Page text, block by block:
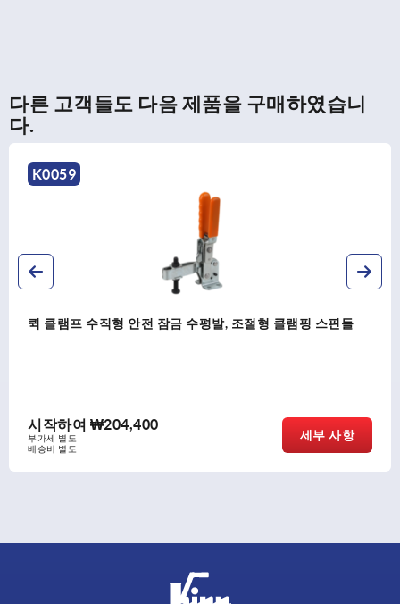
다른 고객들도 다음 제품을 구매하였습니
다.
클램핑 스핀들
세부 사항
퀵 클램프 수평형 수직발, 조절형 클램
₩75,990